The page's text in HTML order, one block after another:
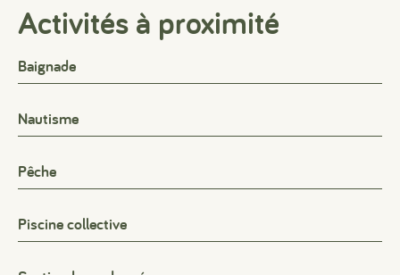
Activités à proximité
Baignade
Nautisme
Pêche
Piscine collective